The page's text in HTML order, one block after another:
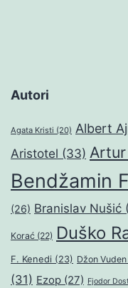
Autori
Agata Kristi (20) Albert
Aristotel (33)
Bendžamin
(26) Branislav Nušić
Korać (22) Duško
F. Kenedi (23) Džon Vuden
(31) Ezop (27) Fjodor